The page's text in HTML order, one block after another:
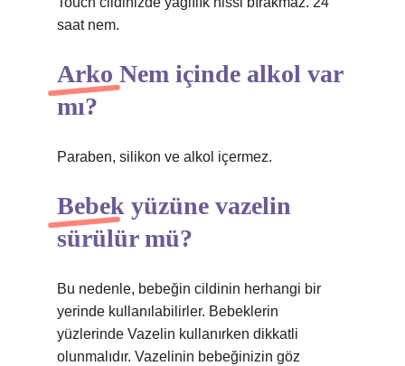
saat nem.
Arko Nem içinde alkol var
mı?
Paraben, silikon ve alkol içermez.
Bebek yüzüne vazelin
sürülür mü?
Bu nedenle, bebeğin cildinin herhangi bir
yerinde kullanılabilirler. Bebeklerin
yüzlerinde Vazelin kullanırken dikkatli
olunmalıdır. Vazelinin bebeğinizin göz